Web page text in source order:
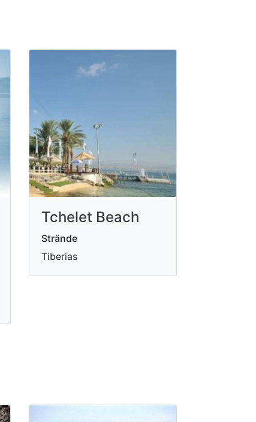
Tchelet Beach
Strände
Tiberias